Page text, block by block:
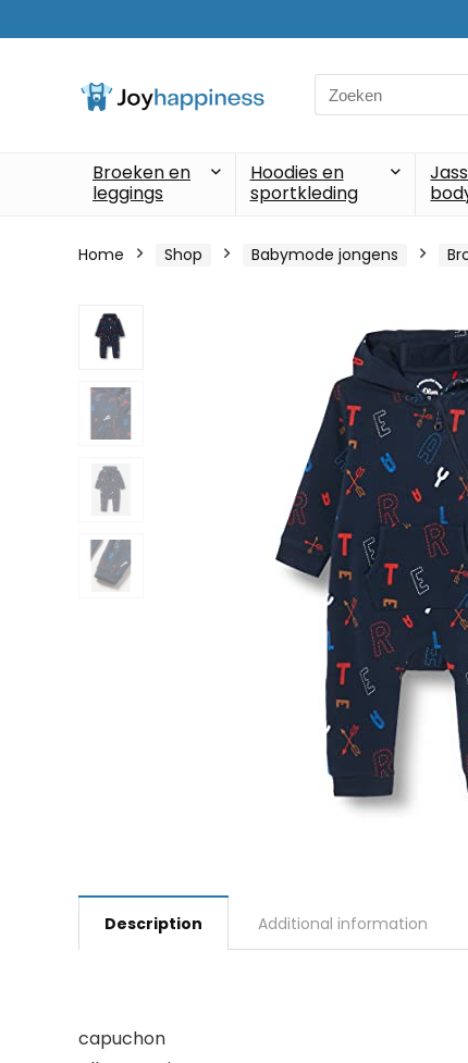
Search
for:
Broeken en
leggings
Hoodies en
sportkleding
Home Shop Babymode jongens
Description Additional information
capuchon